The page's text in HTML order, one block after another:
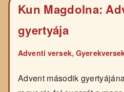
Kun Magdolna:
gyertyája
Adventi versek,
Advent második